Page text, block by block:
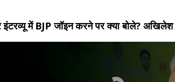
में BJP जॉइन करने पर क्या बोले? अखिलेश